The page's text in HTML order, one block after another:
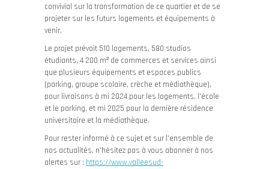
convivial sur la transformation de ce quartier et de se
projeter sur les futurs logements et équipements à
venir.
Le projet prévoit 510 logements, 580 studios
étudiants, 4 200 m² de commerces et services ainsi
que plusieurs équipements et espaces publics
(parking, groupe scolaire, crèche et médiathèque),
pour livraisons à mi 2024 pour les logements, l’école
et le parking, et mi 2025 pour la dernière résidence
universitaire et la médiathèque.
Pour rester informé à ce sujet et sur l’ensemble de
nos actualités, n’hésitez pas à vous abonner à nos
alertes sur : https://www.valleesud-